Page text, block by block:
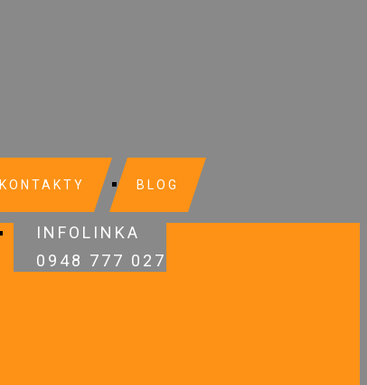
KONTAKTY BLOG
INFOLINKA
0948 777 027